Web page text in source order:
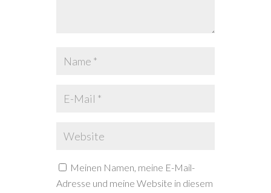
Meinen Namen, meine E-Mail-
Adresse und meine Website in diesem